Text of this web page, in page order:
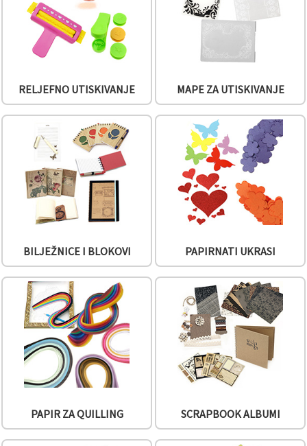
"Spremi".
Prihvati
Postavke
RELJEFNO UTISKIVANJE MAPE ZA UTISKIVANJE
BILJEŽNICE I BLOKOVI PAPIRNATI UKRASI
PAPIR ZA QUILLING SCRAPBOOK ALBUMI